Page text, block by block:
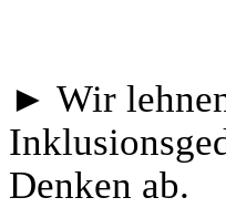
► Wir
Denken ab.